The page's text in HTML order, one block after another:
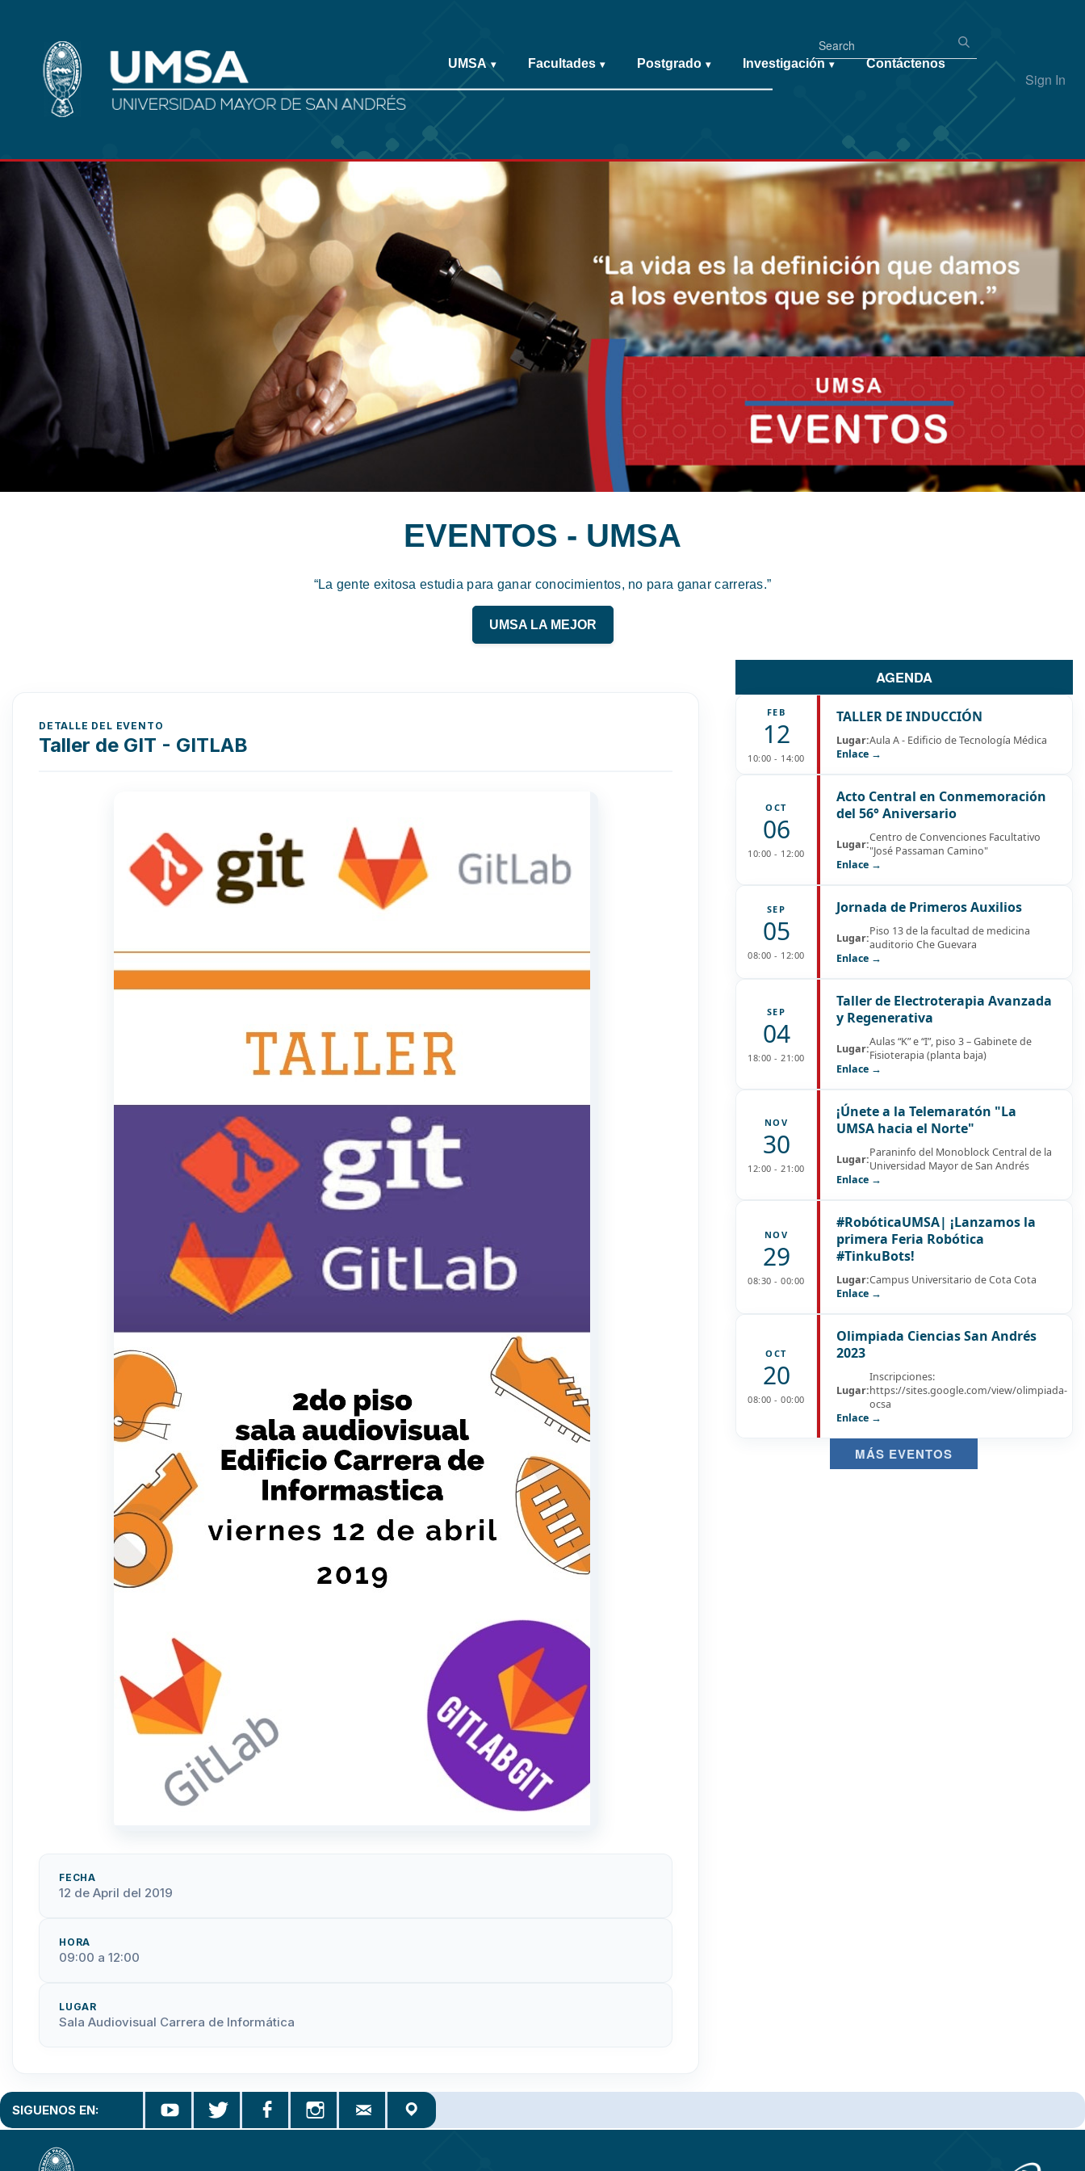
Sign In
UMSA ▾ Facultades ▾ Postgrado ▾ Investigación ▾ Contáctenos
EVENTOS - UMSA
“La gente exitosa estudia para ganar conocimientos, no para ganar carreras.”
UMSA LA MEJOR
DETALLE DEL EVENTO
Taller de GIT - GITLAB
FECHA
12 de April del 2019
HORA
09:00 a 12:00
LUGAR
Sala Audiovisual Carrera de Informática
AGENDA
FEB
12
10:00 - 14:00
TALLER DE INDUCCIÓN
Lugar:Aula A - Edificio de Tecnología Médica
Enlace →
OCT
06
10:00 - 12:00
Acto Central en Conmemoración
del 56° Aniversario
Lugar:Centro de Convenciones Facultativo
"José Passaman Camino"
Enlace →
SEP
05
08:00 - 12:00
Jornada de Primeros Auxilios
Lugar:Piso 13 de la facultad de medicina
auditorio Che Guevara
Enlace →
SEP
04
18:00 - 21:00
Taller de Electroterapia Avanzada
y Regenerativa
Lugar:Aulas “K” e “I”, piso 3 – Gabinete de
Fisioterapia (planta baja)
Enlace →
NOV
30
12:00 - 21:00
¡Únete a la Telemaratón "La
UMSA hacia el Norte"
Lugar:Paraninfo del Monoblock Central de la
Universidad Mayor de San Andrés
Enlace →
NOV
29
08:30 - 00:00
#RobóticaUMSA| ¡Lanzamos la
primera Feria Robótica
#TinkuBots!
Lugar:Campus Universitario de Cota Cota
Enlace →
OCT
20
08:00 - 00:00
Olimpiada Ciencias San Andrés
2023
Lugar:
Inscripciones:
https://sites.google.com/view/olimpiada-
ocsa
Enlace →
MÁS EVENTOS
SIGUENOS EN: